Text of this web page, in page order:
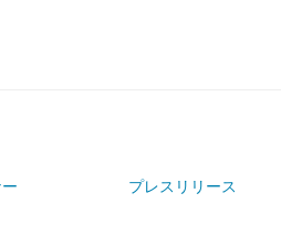
プレスリリース